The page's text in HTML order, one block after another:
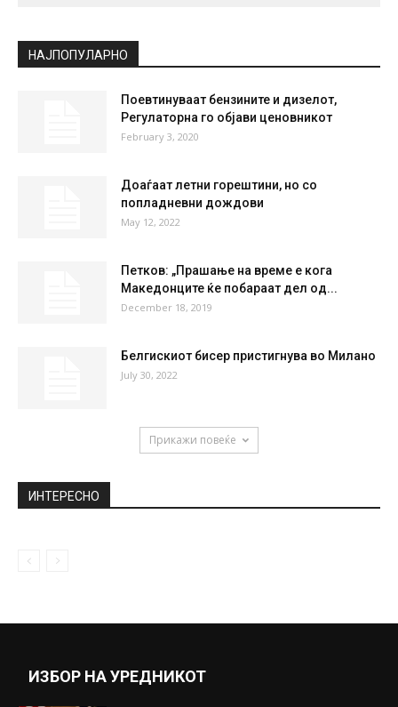
НАЈПОПУЛАРНО
Поевтинуваат бензините и дизелот,
Регулаторна го објави ценовникот
February 3, 2020
Доаѓаат летни горештини, но со
попладневни дождови
May 12, 2022
Петков: „Прашање на време е кога
Македонците ќе побараат дел од...
December 18, 2019
Белгискиот бисер пристигнува во Милано
July 30, 2022
Прикажи повеќе
ИНТЕРЕСНО
ИЗБОР НА УРЕДНИКОТ